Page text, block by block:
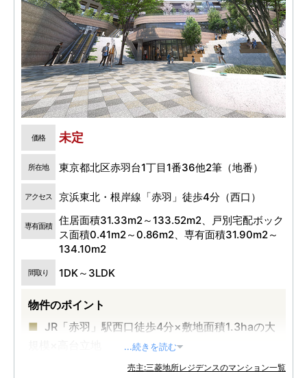
価格 未定
所在地 東京都北区赤羽台1丁目1番36他2筆（地番）
アクセス 京浜東北・根岸線「赤羽」徒歩4分（西口）
専有面積
住居面積31.33m2～133.52m2、戸別宅配ボック
ス面積0.41m2～0.86m2、専有面積31.90m2～
134.10m2
間取り 1DK～3LDK
物件のポイント
JR「赤羽」駅西口徒歩4分×敷地面積1.3haの大
2駅7路線を利用可能、東京都心の東西の主要駅
...続きを読む
売主:三菱地所レジデンスのマンション一覧